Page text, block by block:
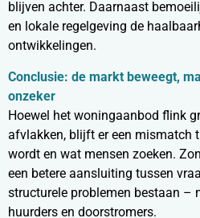
blijven achter. Daarnaast
en lokale regelgeving de
ontwikkelingen.
Conclusie: de markt beweegt,
onzeker
Hoewel het woningaanbod flink
afvlakken, blijft er een mismatch
wordt en wat mensen zoeken.
een betere aansluiting tussen
structurele problemen bestaan –
huurders en doorstromers.